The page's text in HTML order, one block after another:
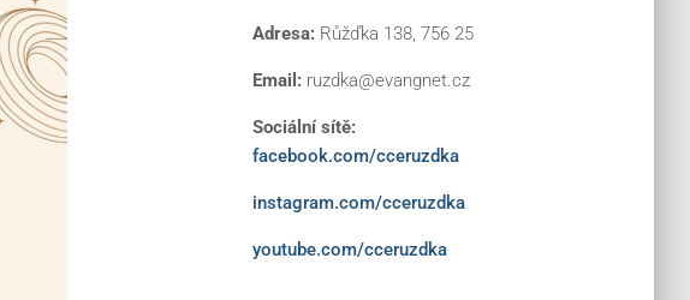
Adresa:Růžďka 138, 756 25
Email:ruzdka@evangnet.cz
Sociální sítě:
facebook.com/cceruzdka
instagram.com/cceruzdka
youtube.com/cceruzdka